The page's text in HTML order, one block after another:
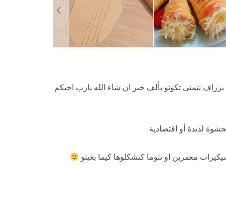
نتمنى تكونو بألف خير ان شاء الله يارب احبكم
لذيدة أو اقتصادية
معمرين او نتوما كتشكلوها كيما بغيتو